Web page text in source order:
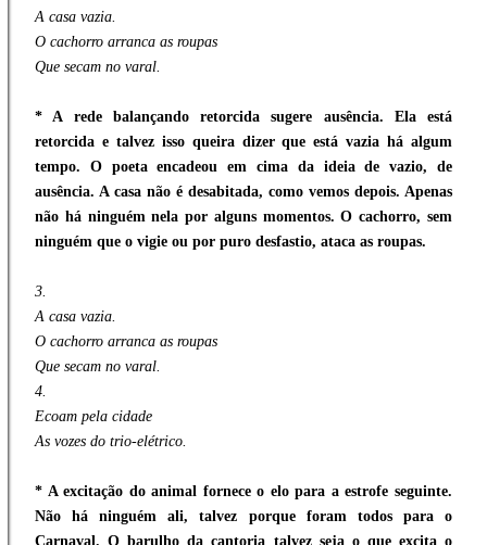
A casa vazia.
O cachorro arranca as roupas
Que secam no varal.
* A rede balançando retorcida sugere ausência. Ela está
retorcida e talvez isso queira dizer que está vazia há algum
tempo. O poeta encadeou em cima da ideia de vazio, de
ausência. A casa não é desabitada, como vemos depois. Apenas
não há ninguém nela por alguns momentos. O cachorro, sem
ninguém que o vigie ou por puro desfastio, ataca as roupas.
3.
A casa vazia.
O cachorro arranca as roupas
Que secam no varal.
4.
Ecoam pela cidade
As vozes do trio-elétrico.
* A excitação do animal fornece o elo para a estrofe seguinte.
Não há ninguém ali, talvez porque foram todos para o
Carnaval. O barulho da cantoria talvez seja o que excita o